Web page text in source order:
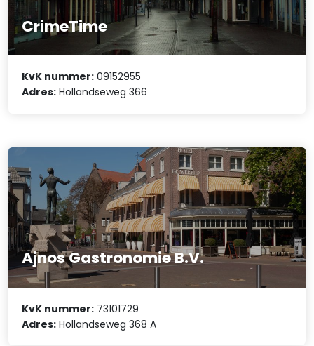
CrimeTime
KvK nummer: 09152955
Adres: Hollandseweg 366
Ajnos Gastronomie B.V.
KvK nummer: 73101729
Adres: Hollandseweg 368 A